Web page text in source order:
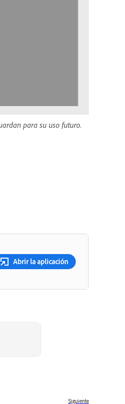
para su uso futuro.
Abrir la aplicación
Siguiente